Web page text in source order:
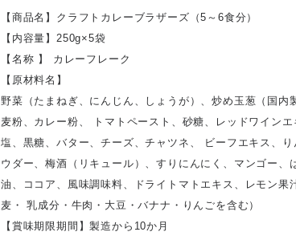
【商品名】クラフトカレーブラザーズ（5～6食分）
【内容量】250g×5袋
【名称 】 カレーフレーク
【原材料名】
野菜（たまねぎ、にんじん、しょうが）、炒め玉葱（国内
麦粉、カレー粉、 トマトペースト、砂糖、レッドワインエ
塩、黒糖、バター、チーズ、チャツネ、 ビーフエキス、
ウダー、梅酒（リキュール）、すりにんにく、マンゴー、
油、ココア、風味調味料、ドライトマトエキス、レモン果
麦・ 乳成分・牛肉・大豆・バナナ・りんごを含む）
【賞味期限期間】製造から10か月